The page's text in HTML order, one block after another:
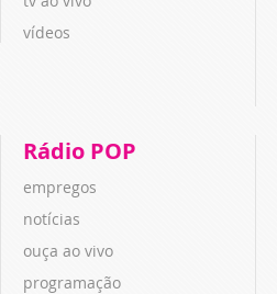
vídeos
Rádio POP
empregos
notícias
ouça ao vivo
programação